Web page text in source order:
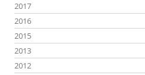
2017
2016
2015
2013
2012